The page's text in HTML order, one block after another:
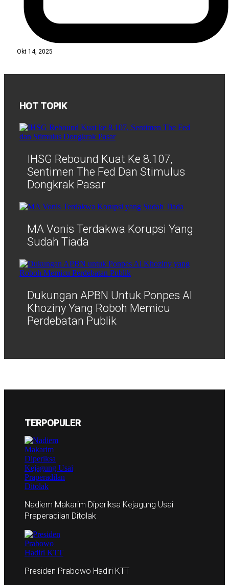
Okt 14, 2025
HOT TOPIK
IHSG Rebound Kuat Ke 8.107,
Sentimen The Fed Dan Stimulus
Dongkrak Pasar
MA Vonis Terdakwa Korupsi Yang
Sudah Tiada
Dukungan APBN Untuk Ponpes Al
Khoziny Yang Roboh Memicu
Perdebatan Publik
TERPOPULER
Nadiem Makarim Diperiksa Kejagung Usai
Praperadilan Ditolak
Presiden Prabowo Hadiri KTT